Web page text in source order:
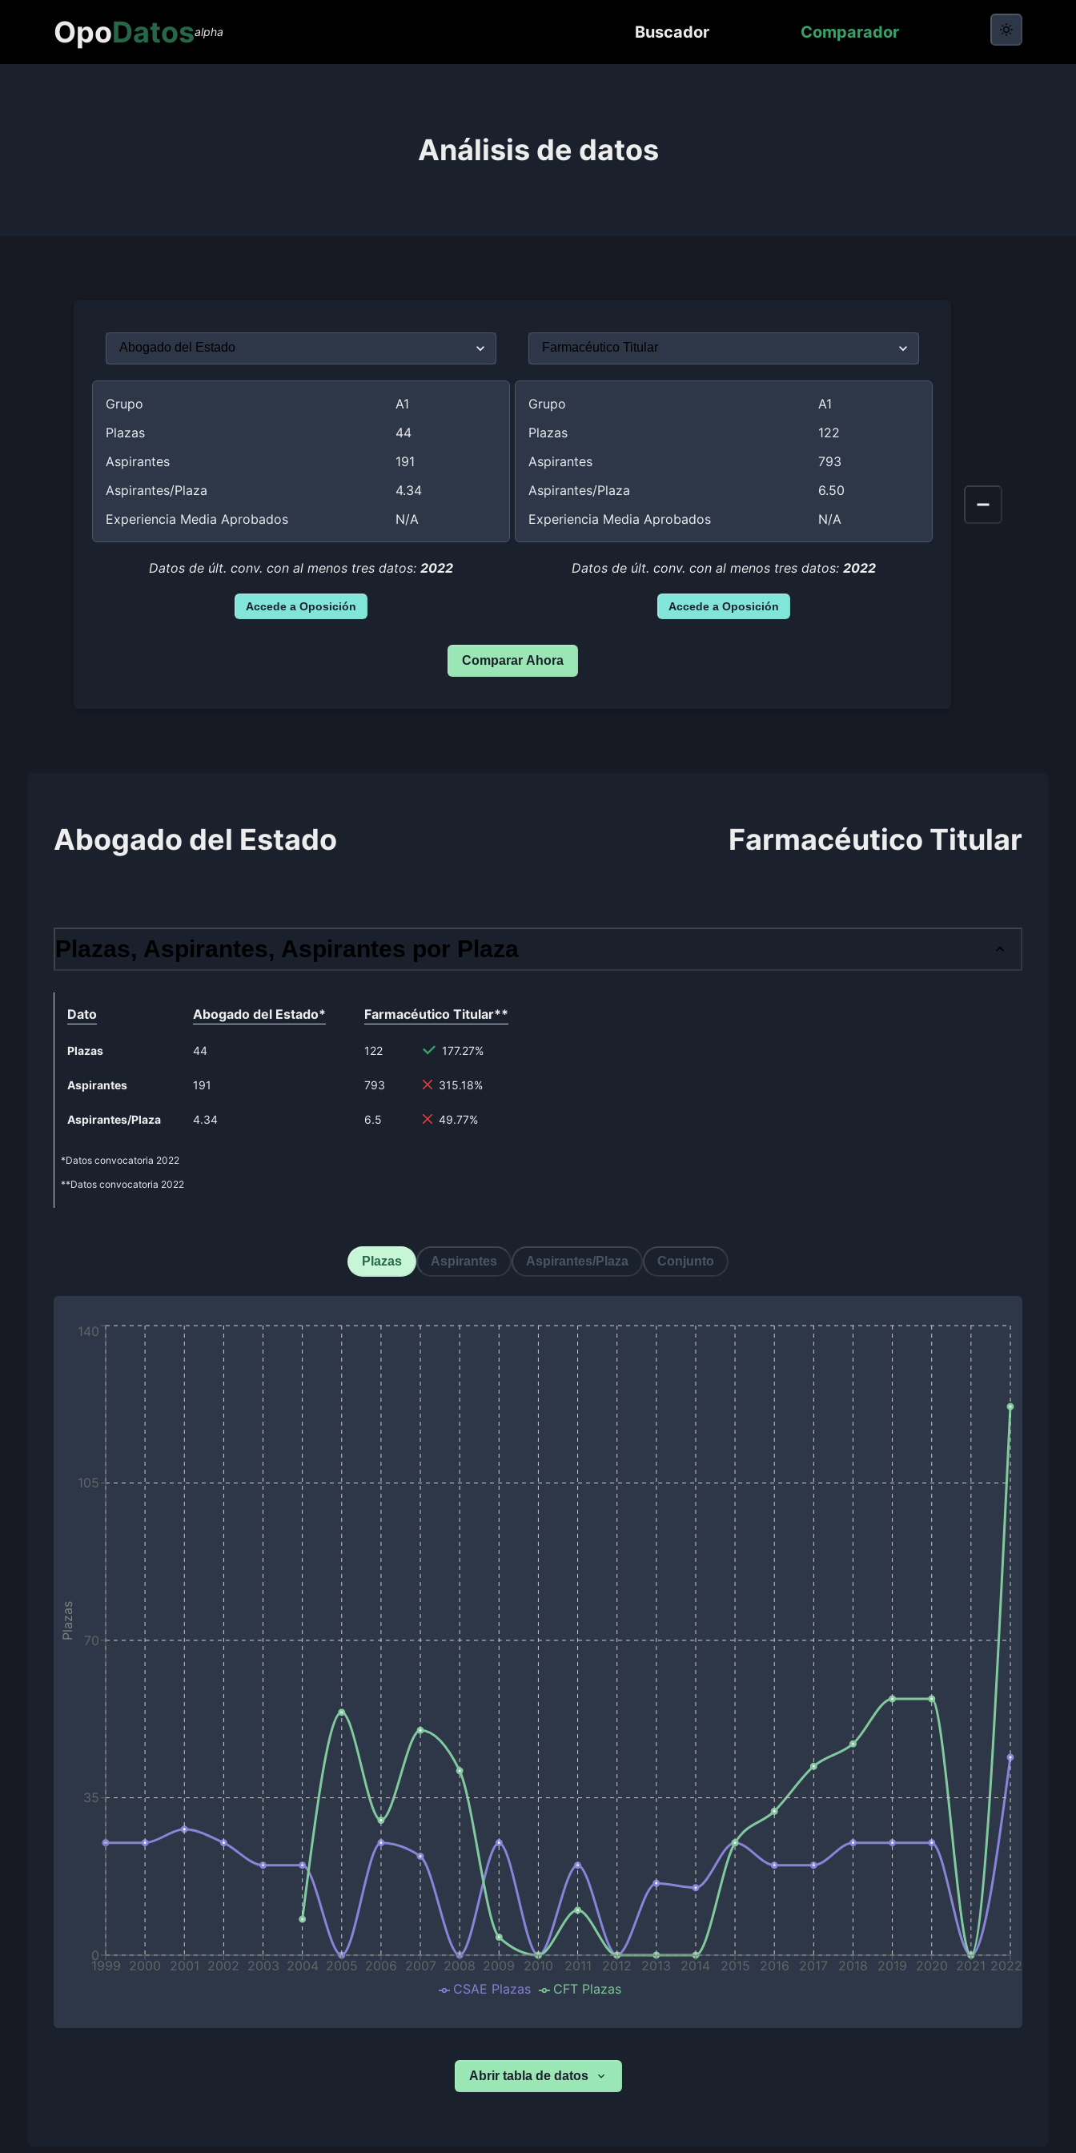
OpoDatosalpha Buscador Comparador
Análisis de datos
Grupo
A1
Plazas
44
Aspirantes
191
Aspirantes/Plaza
4.34
Experiencia Media Aprobados
N/A
Datos de últ. conv. con al menos tres datos: 2022
Accede a Oposición
Grupo
A1
Plazas
122
Aspirantes
793
Aspirantes/Plaza
6.50
Experiencia Media Aprobados
N/A
Datos de últ. conv. con al menos tres datos: 2022
Accede a Oposición
Comparar Ahora
Abogado del Estado Farmacéutico Titular
Plazas, Aspirantes, Aspirantes por Plaza
Dato Abogado del Estado*
Plazas 44
Aspirantes 191
Aspirantes/Plaza 4.34
Farmacéutico Titular**
122 177.27%
793 315.18%
6.5 49.77%
*Datos convocatoria 2022
**Datos convocatoria 2022
Plazas Aspirantes Aspirantes/Plaza Conjunto
1999 2000 2001 2002 2003 2004 2005 2006 2007 2008 2009 2010 2011 2012 2013 2014 2015 2016 2017 2018 2019 2020 2021 2022
0
35
70
105
140
Plazas
CSAE Plazas CFT Plazas
Abrir tabla de datos